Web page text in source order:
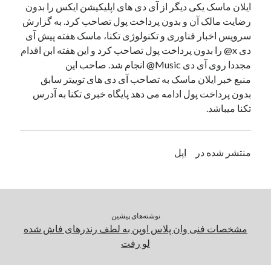
می 2024
آوریل 2024
مارس 2024
فوریه 2024
ژانویه 2024
دسامبر 2023
نوامبر 2023
سپتامبر 2023
جولای 2023
دسته‌ها
اپل
ایلان ماسک یکی دیگر از آی دی های اپلیکیشن ایکس را بدون
رضایت مالک آن و بدون پرداخت پول تصاحب کرد. به گزارش
سرویس اخبار فناوری و تکنولوژی تکنا، ماسک هفته پیش آی
دی x@ را بدون پرداخت پول تصاحب کرد و این هفته ابن اقدام
مجددا روی آی دی Music@ انجام شد. صاحب این
منبع خبر ایلان ماسک به تصاحب آی دی های توییتر سابق
بدون پرداخت پول ادامه می دهد پایگاه خبری تکنا به آدرس
تکنا میباشد.
منتشر شده در اپل
نوشته‌های پیشین
مشخصات فنی وان پلاس اوپن به لطف رندرهای فاش شده
لو رفت